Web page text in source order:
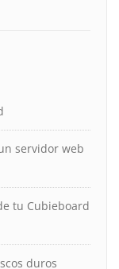
servidor web
tu Cubieboard
duros